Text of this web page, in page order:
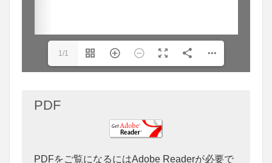
1/1
PDF
PDFをご覧になるにはAdobe Readerが必要で